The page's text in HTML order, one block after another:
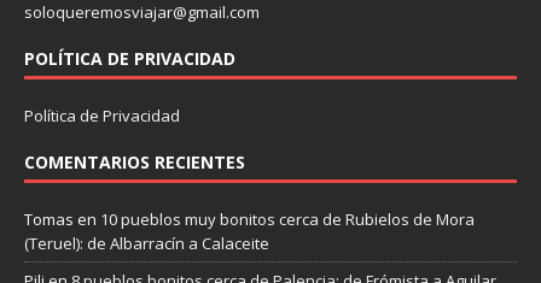
soloqueremosviajar@gmail.com
POLÍTICA DE PRIVACIDAD
Política de Privacidad
COMENTARIOS RECIENTES
Tomas en 10 pueblos muy bonitos cerca de Rubielos de Mora
(Teruel): de Albarracín a Calaceite